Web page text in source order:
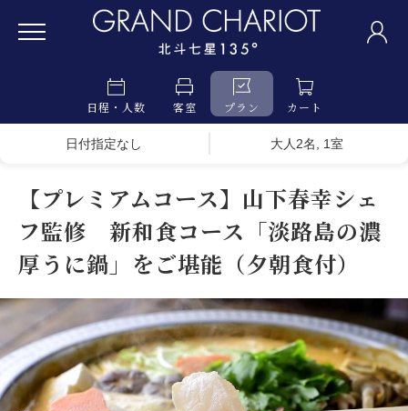
日程・人数 客室 プラン カート
日付指定なし 大人2名, 1室
【プレミアムコース】山下春幸シェ
フ監修 新和食コース「淡路島の濃
厚うに鍋」をご堪能（夕朝食付）